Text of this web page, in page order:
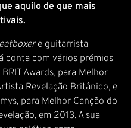
aquilo de que mais
e guitarrista
conta com vários prémios
Awards, para Melhor
Revelação Britânico, e
para Melhor Canção do
em 2013. A sua